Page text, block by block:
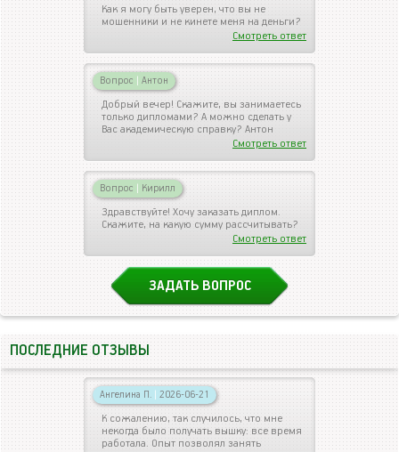
Как я могу быть уверен, что вы не
мошенники и не кинете меня на деньги?
Смотреть ответ
Вопрос | Антон
Добрый вечер! Скажите, вы занимаетесь
только дипломами? А можно сделать у
Вас академическую справку? Антон
Смотреть ответ
Вопрос | Кирилл
Здравствуйте! Хочу заказать диплом.
Скажите, на какую сумму рассчитывать?
Смотреть ответ
ЗАДАТЬ ВОПРОС
ПОСЛЕДНИЕ ОТЗЫВЫ
Ангелина П. | 2026-06-21
К сожалению, так случилось, что мне
некогда было получать вышку: все время
работала. Опыт позволял занять